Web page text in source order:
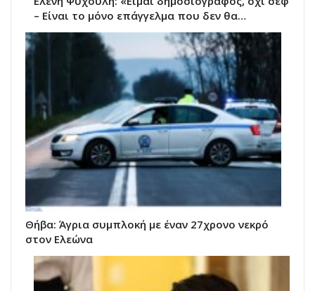
– Είναι το μόνο επάγγελμα που δεν θα…
Θήβα: Άγρια συμπλοκή με έναν 27χρονο νεκρό
στον Ελεώνα